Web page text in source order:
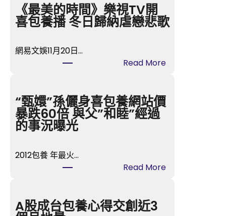
《最美的時間》樂視TV開
喜包養播 冬日歸納虐戀悲歌
網易文娛11月20日…
Read More:
美
的
視
“甄嬛”孫儷身喜包養網站價
暴跌60倍 與父”和睦”經過
的事況曝光
2012包養 年最火…
Read More:
A股成台包養心得交創近3